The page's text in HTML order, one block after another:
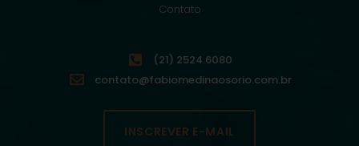
Contato
(21) 2524.6080
contato@fabiomedinaosorio.com.br
INSCREVER E-MAIL